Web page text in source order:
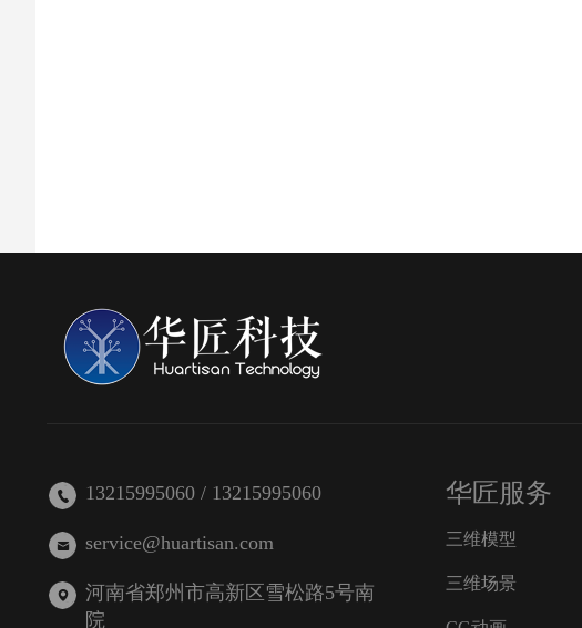
13215995060 / 13215995060
service@huartisan.com
河南省郑州市高新区雪松路5号南
院
华匠服务
三维模型
三维场景